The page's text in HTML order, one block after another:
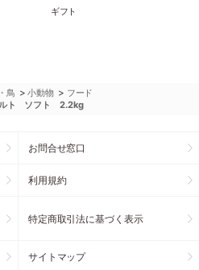
ギフト
鳥 >小動物 > フード
ルト ソフト 2.2kg
お問合せ窓口
利用規約
特定商取引法に基づく表示
サイトマップ